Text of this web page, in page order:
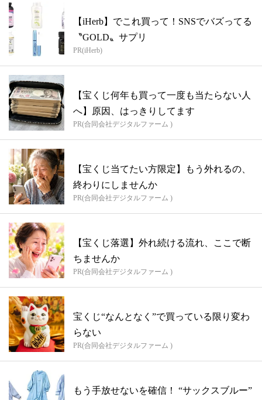
【iHerb】でこれ買って！SNSでバズってる
〝GOLD〟サプリ
PR(iHerb)
【宝くじ何年も買って一度も当たらない人
へ】原因、はっきりしてます
PR(合同会社デジタルファーム )
【宝くじ当てたい方限定】もう外れるの、
終わりにしませんか
PR(合同会社デジタルファーム )
【宝くじ落選】外れ続ける流れ、ここで断
ちませんか
PR(合同会社デジタルファーム )
宝くじ“なんとなく”で買っている限り変わ
らない
PR(合同会社デジタルファーム )
もう手放せないを確信！ “サックスブルー”